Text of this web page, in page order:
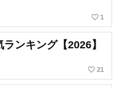
favorite_border 1
ンキング【2026】
favorite_border 21